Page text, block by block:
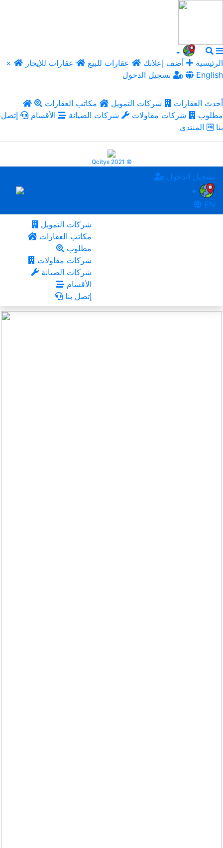
× الرئيسية أضف إعلانك عقارات للبيع
عقارات للإيجار
تسجيل الدخول
English
أحدث العقارات شركات التمويل
مكاتب العقارات
مطلوب
شركات مقاولات شركات الصيانة الأقسام
إتصل
بنا
المنتدى
Qcitys 2021 ©
تسجيل الدخول
EN
شركات التمويل
مكاتب العقارات
مطلوب
شركات مقاولات
شركات الصيانة
الأقسام
إتصل بنا